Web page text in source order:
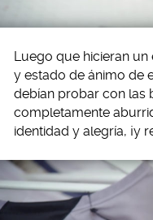
Luego que hicieran
y estado de ánimo de
debían probar con las
completamente
identidad y alegría, ¡y